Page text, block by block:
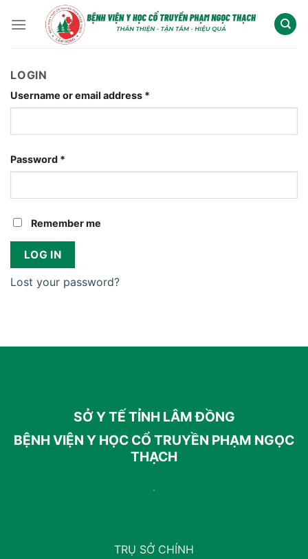
đến
LOGIN
Username or email address *
Password *
Remember me
LOG IN
Lost your password?
SỞ Y TẾ TỈNH LÂM ĐỒNG
BỆNH VIỆN Y HỌC CỔ TRUYỀN PHẠM NGỌC
THẠCH
TRỤ SỞ CHÍNH